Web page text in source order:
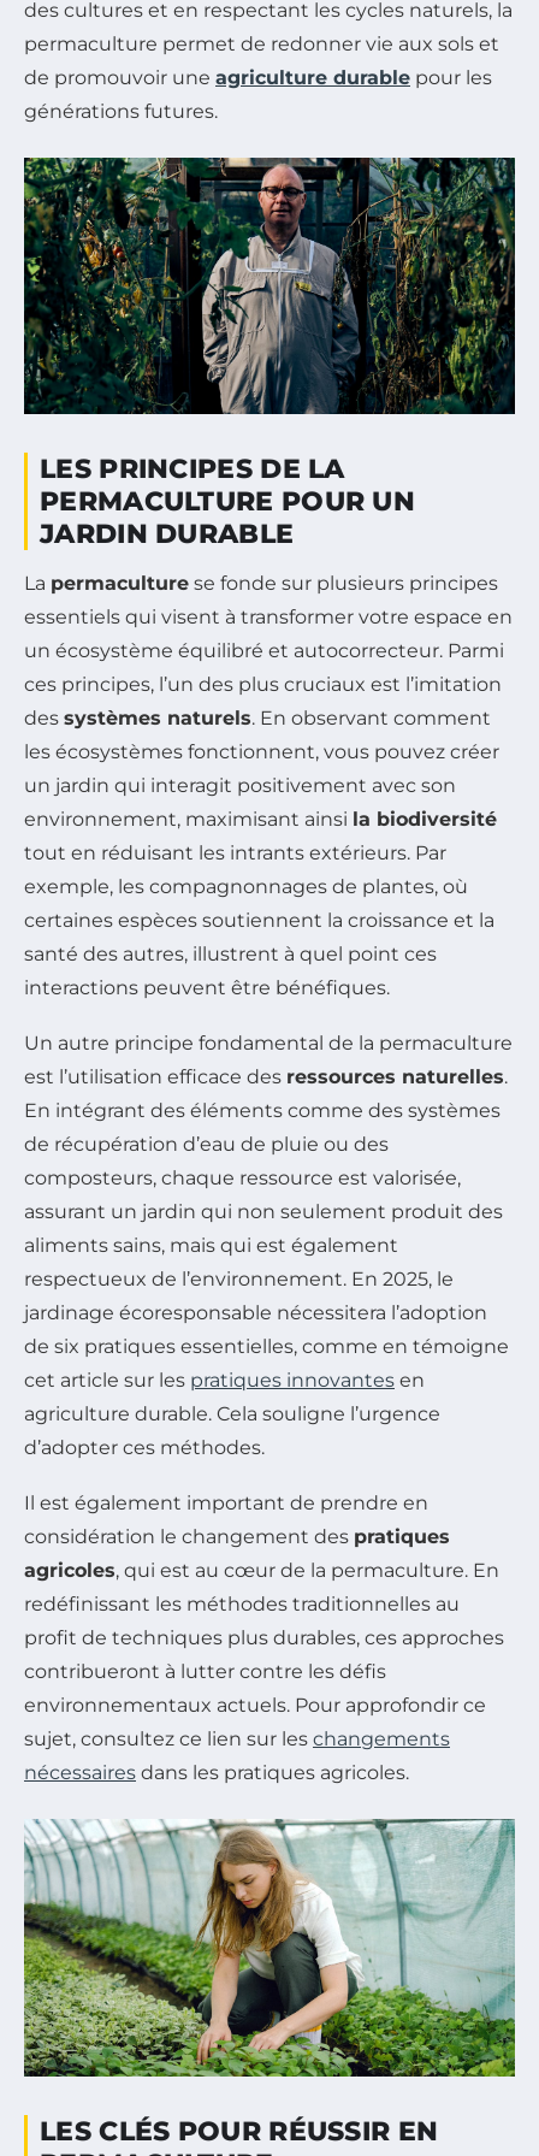
des cultures et en respectant les cycles naturels, la
permaculture permet de redonner vie aux sols et
de promouvoir une agriculture durable pour les
générations futures.
LES PRINCIPES DE LA
PERMACULTURE POUR UN
JARDIN DURABLE
La permaculture se fonde sur plusieurs principes
essentiels qui visent à transformer votre espace en
un écosystème équilibré et autocorrecteur. Parmi
ces principes, l’un des plus cruciaux est l’imitation
des systèmes naturels. En observant comment
les écosystèmes fonctionnent, vous pouvez créer
un jardin qui interagit positivement avec son
environnement, maximisant ainsi la biodiversité
tout en réduisant les intrants extérieurs. Par
exemple, les compagnonnages de plantes, où
certaines espèces soutiennent la croissance et la
santé des autres, illustrent à quel point ces
interactions peuvent être bénéfiques.
Un autre principe fondamental de la permaculture
est l’utilisation efficace des ressources naturelles.
En intégrant des éléments comme des systèmes
de récupération d’eau de pluie ou des
composteurs, chaque ressource est valorisée,
assurant un jardin qui non seulement produit des
aliments sains, mais qui est également
respectueux de l’environnement. En 2025, le
jardinage écoresponsable nécessitera l’adoption
de six pratiques essentielles, comme en témoigne
cet article sur les pratiques innovantes en
agriculture durable. Cela souligne l’urgence
d’adopter ces méthodes.
Il est également important de prendre en
considération le changement des pratiques
agricoles, qui est au cœur de la permaculture. En
redéfinissant les méthodes traditionnelles au
profit de techniques plus durables, ces approches
contribueront à lutter contre les défis
environnementaux actuels. Pour approfondir ce
sujet, consultez ce lien sur les changements
nécessaires dans les pratiques agricoles.
LES CLÉS POUR RÉUSSIR EN